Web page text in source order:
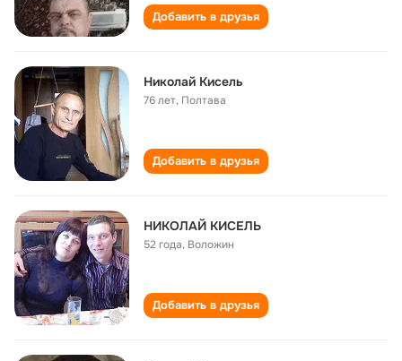
Добавить в друзья
Николай Кисель
76 лет, Полтава
Добавить в друзья
НИКОЛАЙ КИСЕЛЬ
52 года, Воложин
Добавить в друзья